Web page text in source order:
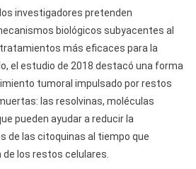
investigadores pretenden
biológicos subyacentes al
más eficaces para la
el estudio de 2018 destacó una forma
tumoral impulsado por restos
las resolvinas, moléculas
pueden ayudar a reducir la
de las citoquinas al tiempo que
los restos celulares.